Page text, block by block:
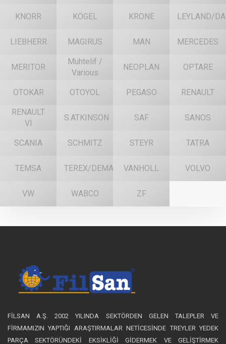
KNORR KÖGEL KRONE LEYLAND/
LIEBHERR MAGIRUS MAN MERCEDES
MERITOR
Muhtelif /
Various
NEOPLAN OPTARE
OTOKAR OTOYOL PEGASO RENAULT
RENAULT
VI
S.ATKINSON SAF SANOS
SCANIA SCHMITZ STEYR TATRA
TEMSA TEREX/DEMAG VANHOLL VOLVO
VW WABCO ZF
FİLSAN A.Ş. 2002 YILINDA SEKTÖRDEN GELEN TALEPLER VE
FİRMAMIZIN YAPTIĞI ARAŞTIRMALAR NETİCESİNDE TREYLER YEDEK
PARÇA SEKTÖRÜNDEKİ EKSİKLİĞİ GİDERMEK VE GELİŞTİRMEK